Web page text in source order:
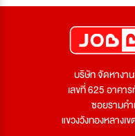
บริษัท จัดหางา
เลขที่ 625 อาคา
ซอยรามค
แขวงวังทองหลางเ